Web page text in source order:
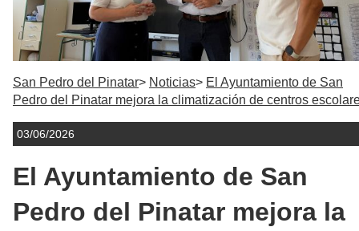
San Pedro del Pinatar Noticias
El Ayuntamiento de San
Pedro del Pinatar mejora la climatización de centros
03/06/2026
El Ayuntamiento de San
Pedro del Pinatar mejora la